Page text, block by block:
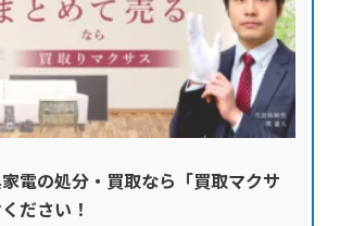
電の処分・買取なら「買取マクサ
ださい！